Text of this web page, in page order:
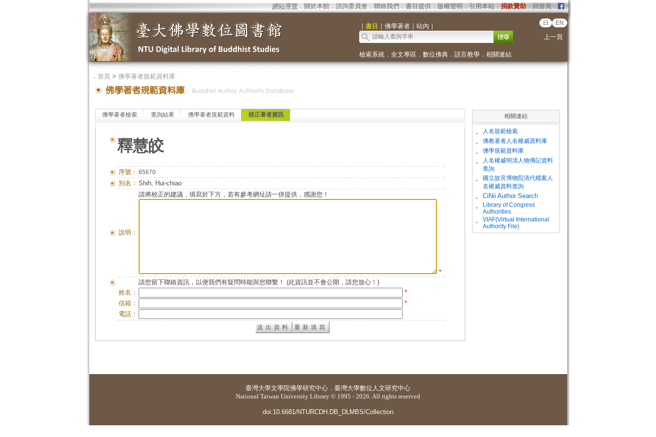
網站導覽 ． 關於本館． 諮詢委員會． 聯絡我們 ． 書目提供． 版權聲明 ． 引用本站． 捐款贊助．回首頁．
｜ 書目 ｜ 佛學著者｜ 站內 ｜ 日 EN
上一頁
檢索系統． 全文專區 ． 數位佛典． 語言教學． 相關連結
． 首頁> 佛學著者規範資料庫
佛學著者檢索 查詢結果 佛學著者規範資料 校正著者資訊
釋慧皎
序號： 65670
別名： Shih, Hui-chiao
說明：
請將校正的建議，填寫於下方，若有參考網址請一併提供，感謝您！
*
請您留下聯絡資訊，以便我們有疑問時能與您聯繫！ (此資訊並不會公開，請您放心！)
姓名：
*
信箱：
*
電話：
相關連結
。 人名規範檢索
。 佛教著者人名權威資料庫
。 佛學規範資料庫
。
人名權威明清人物傳記資料
查詢
。
國立故宮博物院清代檔案人
名權威資料查詢
。
CiNii Author Search
。
Library of Congress
Authorities
。
VIAF(Virtual International
Authority File)
臺灣大學文學院佛學研究中心 ． 臺灣大學數位人文研究中心
National Taiwan University Library © 1995 - 2026. All rights reserved
doi:10.6681/NTURCDH.DB_DLMBS/Collection